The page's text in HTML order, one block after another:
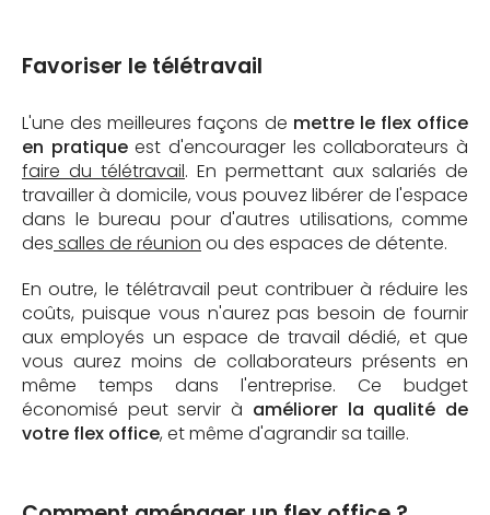
Favoriser le télétravail
L'une des meilleures façons de mettre le flex office
en pratiqueest d'encourager les collaborateurs à
faire du télétravail. En permettant aux salariés de
travailler à domicile, vous pouvez libérer de l'espace
dans le bureau pour d'autres utilisations, comme
des salles de réunion ou des espaces de détente.
En outre, le télétravail peut contribuer à réduire les
coûts, puisque vous n'aurez pas besoin de fournir
aux employés un espace de travail dédié, et que
vous aurez moins de collaborateurs présents en
même temps dans l'entreprise. Ce budget
économisé peut servir à améliorer la qualité de
votre flex office, et même d'agrandir sa taille.